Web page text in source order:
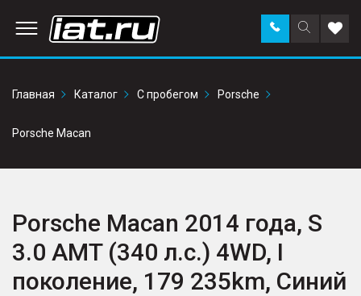
Поиск
по
Заказать
звонок в
Главная
Каталог С пробегом Porsche
Porsche Macan
Porsche Macan 2014 года, S
3.0 AMT (340 л.с.) 4WD, I
поколение, 179 235km, Синий